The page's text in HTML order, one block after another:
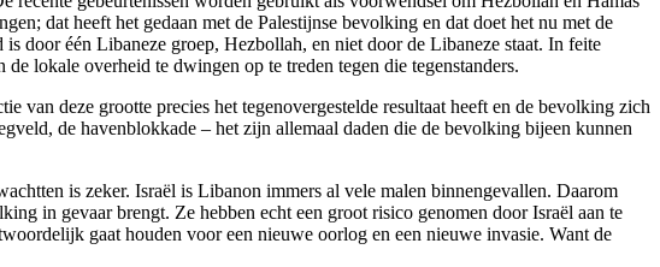
dat heeft het gedaan met de Palestijnse bevolking en dat doet het nu met de
door één Libaneze groep, Hezbollah, en niet door de Libaneze staat. In feite
lokale overheid te dwingen op te treden tegen die tegenstanders.
van deze grootte precies het tegenovergestelde resultaat heeft en de bevolking zich
de havenblokkade – het zijn allemaal daden die de bevolking bijeen kunnen
is zeker. Israël is Libanon immers al vele malen binnengevallen. Daarom
in gevaar brengt. Ze hebben echt een groot risico genomen door Israël aan te
gaat houden voor een nieuwe oorlog en een nieuwe invasie. Want de